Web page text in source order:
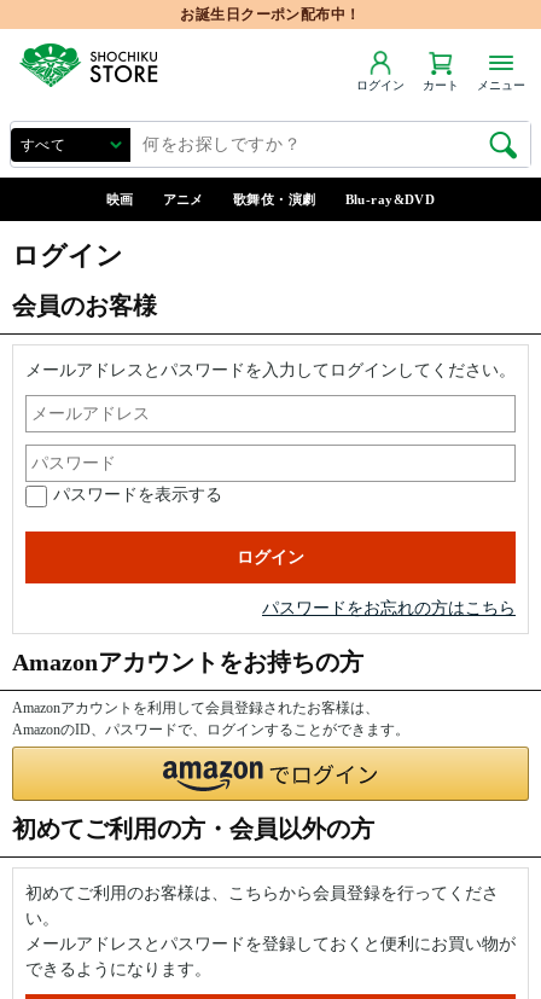
お誕生日クーポン配布中！
ログイン カート メニュー
映画 アニメ 歌舞伎・演劇 Blu-ray&DVD
ログイン
会員のお客様
メールアドレスとパスワードを入力してログインしてください。
パスワードを表示する
パスワードをお忘れの方はこちら
Amazonアカウントをお持ちの方
Amazonアカウントを利用して会員登録されたお客様は、
AmazonのID、パスワードで、ログインすることができます。
初めてご利用の方・会員以外の方
初めてご利用のお客様は、こちらから会員登録を行ってくださ
い。
メールアドレスとパスワードを登録しておくと便利にお買い物が
できるようになります。